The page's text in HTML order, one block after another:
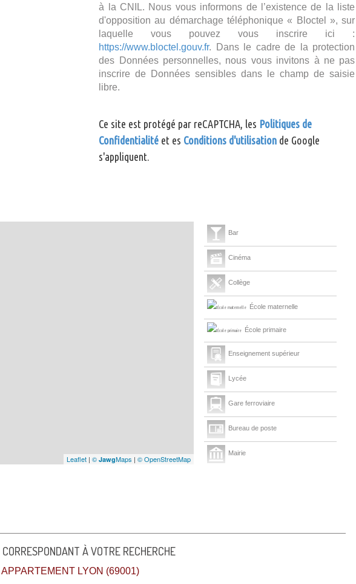
à la CNIL. Nous vous informons de l’existence de la liste
d'opposition au démarchage téléphonique « Bloctel », sur
laquelle vous pouvez vous inscrire ici :
https://www.bloctel.gouv.fr. Dans le cadre de la protection
des Données personnelles, nous vous invitons à ne pas
inscrire de Données sensibles dans le champ de saisie
libre.
Ce site est protégé par reCAPTCHA, les Politiques de
Confidentialité et es Conditions d'utilisation de Google
s'appliquent.
Leaflet |©JawgMaps |© OpenStreetMap
Bar
Cinéma
Collège
École maternelle
École primaire
Enseignement supérieur
Lycée
Gare ferroviaire
Bureau de poste
Mairie
À VOTRE RECHERCHE
LYON (69001)